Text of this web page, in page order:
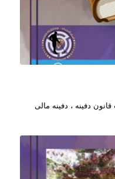
دفینه ، دفینه مالی